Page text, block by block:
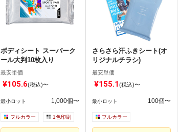
ボディシート スーパーク
ール大判10枚入り
最安単価
¥105.6(税込)〜
最小ロット 1,000個〜
フルカラー 1色印刷
さらさら汗ふきシート(オ
リジナルチラシ)
最安単価
¥155.1(税込)〜
最小ロット 100個〜
フルカラー